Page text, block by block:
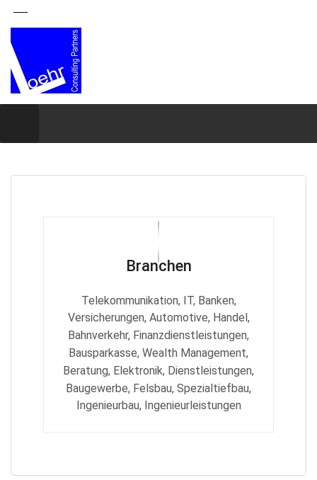
Branchen
Telekommunikation, IT, Banken,
Versicherungen, Automotive, Handel,
Bahnverkehr, Finanzdienstleistungen,
Bausparkasse, Wealth Management,
Beratung, Elektronik, Dienstleistungen,
Baugewerbe, Felsbau, Spezialtiefbau,
Ingenieurbau, Ingenieurleistungen